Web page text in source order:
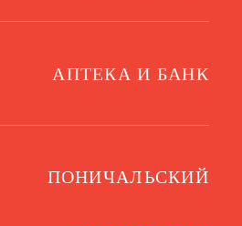
АПТЕКА И БАНК
ПОНИЧАЛЬСКИЙ